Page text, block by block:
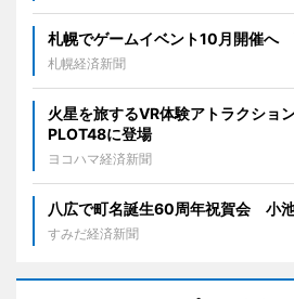
札幌でゲームイベント10月開催へ
札幌経済新聞
火星を旅するVR体験アトラクシ
PLOT48に登場
ヨコハマ経済新聞
八広で町名誕生60周年祝賀会 小
すみだ経済新聞